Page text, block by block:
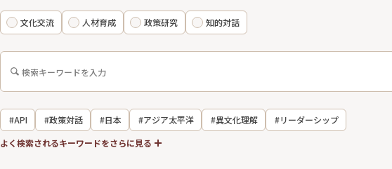
文化交流 人材育成 政策研究 知的対話
#API #政策対話 #日本 #アジア太平洋 #異文化理解
#リーダーシップ
#国際関係
よく検索されるキーワードをさらに見る